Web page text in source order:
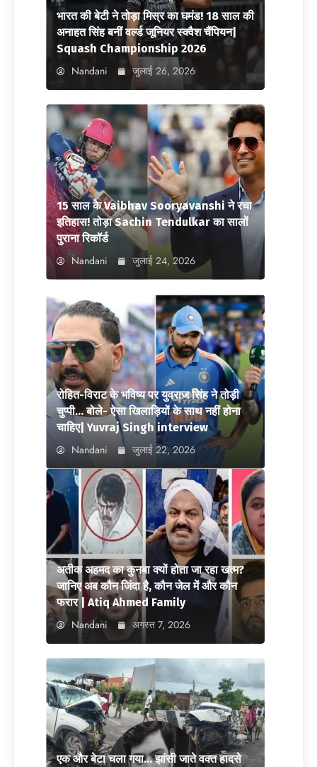
भारत की बेटी ने तोड़ा मिस्र का घमंड! 18 साल की
अनाहत सिंह बनीं वर्ल्ड जूनियर स्क्वैश चैंपियन|
Squash Championship 2026
Nandani जुलाई 26, 2026
15 साल के Vaibhav Sooryavanshi ने रचा
इतिहास! तोड़ा Sachin Tendulkar का सालों
पुराना रिकॉर्ड
Nandani जुलाई 24, 2026
रोहित-विराट के भविष्य पर युवराज सिंह ने तोड़ी
चुप्पी… बोले- ऐसा खिलाड़ियों के साथ नहीं होना
चाहिए| Yuvraj Singh interview
Nandani जुलाई 22, 2026
अतीक अहमद का कुनबा क्यों होता जा रहा खत्म?
जानिए अब कौन जिंदा है, कौन जेल में और कौन
फरार | Atiq Ahmed Family
Nandani अगस्त 7, 2026
एक और बेटा चला गया… झांसी जाते वक्त हादसे